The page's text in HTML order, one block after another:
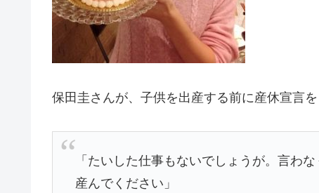
保田圭さんが、子供を出産する前に産休宣言
「たいした仕事もないでしょうが。言わ
産んでください」